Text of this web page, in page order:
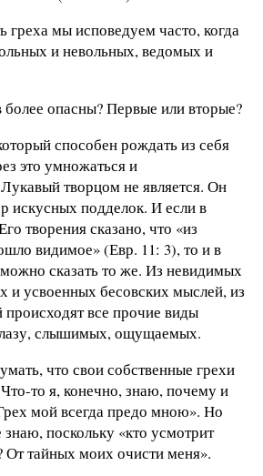
греха мы исповедуем часто, когда
и невольных, ведомых и
более опасны? Первые или вторые?
способен рождать из себя
это умножаться и
творцом не является. Он
искусных подделок. И если в
творения сказано, что «из
видимое» (Евр. 11: 3), то и в
сказать то же. Из невидимых
и усвоенных бесовских мыслей, из
все прочие виды
слышимых, ощущаемых.
что свои собственные грехи
то я, конечно, знаю, почему и
мой всегда предо мною». Но
поскольку «кто усмотрит
От тайных моих очисти меня».